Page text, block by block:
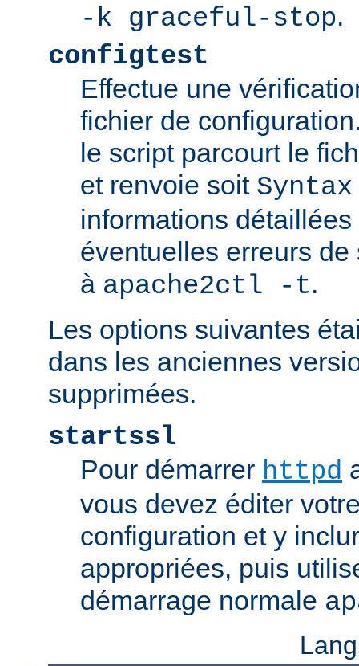
-k graceful-stop.
configtest
Effectue une
fichier de
le script parcourt le
et renvoie soit Syntax
informations
éventuelles erreurs
à apache2ctl -t.
Les options suivantes
dans les anciennes
supprimées.
startssl
Pour démarrer httpd
vous devez éditer
configuration et y
appropriées, puis
démarrage normale